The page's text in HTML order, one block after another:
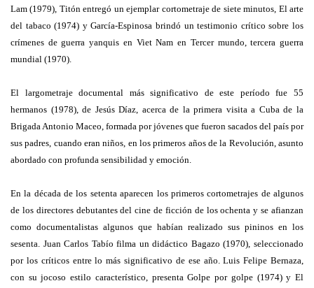
Lam (1979), Titón entregó un ejemplar cortometraje de siete minutos, El arte
del tabaco (1974) y García-Espinosa brindó un testimonio crítico sobre los
crímenes de guerra yanquis en Viet Nam en Tercer mundo, tercera guerra
mundial (1970).
El largometraje documental más significativo de este período fue 55
hermanos (1978), de Jesús Díaz, acerca de la primera visita a Cuba de la
Brigada Antonio Maceo, formada por jóvenes que fueron sacados del país por
sus padres, cuando eran niños, en los primeros años de la Revolución, asunto
abordado con profunda sensibilidad y emoción.
En la década de los setenta aparecen los primeros cortometrajes de algunos
de los directores debutantes del cine de ficción de los ochenta y se afianzan
como documentalistas algunos que habían realizado sus pininos en los
sesenta. Juan Carlos Tabío filma un didáctico Bagazo (1970), seleccionado
por los críticos entre lo más significativo de ese año. Luis Felipe Bernaza,
con su jocoso estilo característico, presenta Golpe por golpe (1974) y El